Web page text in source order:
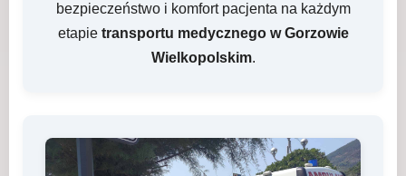
bezpieczeństwo i komfort pacjenta na każdym
etapie transportu medycznego w Gorzowie
Wielkopolskim.